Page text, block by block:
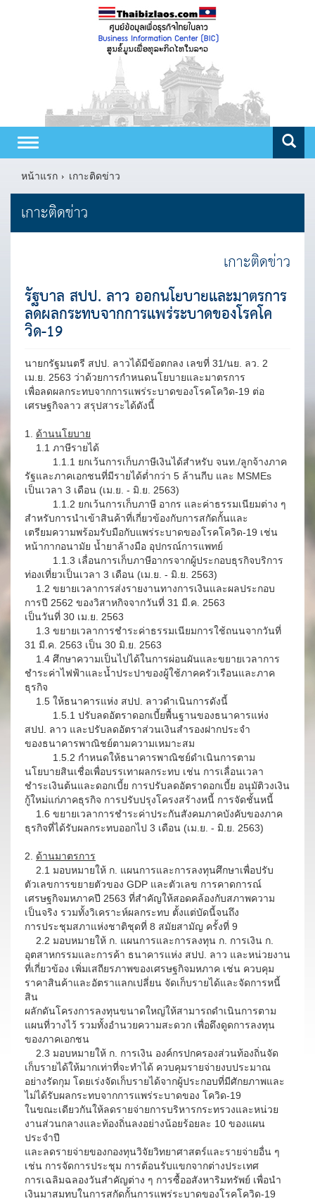
Toggle
navigation
หน้าแรก
เกาะติดข่าว
เกาะติดข่าว
เกาะติดข่าว
รัฐบาล สปป. ลาว ออกนโยบายและมาตรการ
ลดผลกระทบจากการแพร่ระบาดของโรคโค
วิด-19
นายกรัฐมนตรี สปป. ลาวได้มีข้อตกลง เลขที่ 31/นย. ลว. 2
เม.ย. 2563 ว่าด้วยการกำหนดนโยบายและมาตรการ
เพื่อลดผลกระทบจากการแพร่ระบาดของโรคโควิด-19 ต่อ
เศรษฐกิจลาว สรุปสาระได้ดังนี้
1. ด้านนโยบาย
1.1 ภาษีรายได้
1.1.1 ยกเว้นการเก็บภาษีเงินได้สำหรับ จนท./ลูกจ้างภาค
รัฐและภาคเอกชนที่มีรายได้ต่ำกว่า 5 ล้านกีบ และ MSMEs
เป็นเวลา 3 เดือน (เม.ย. - มิ.ย. 2563)
1.1.2 ยกเว้นการเก็บภาษี อากร และค่าธรรมเนียมต่าง ๆ
สำหรับการนำเข้าสินค้าที่เกี่ยวข้องกับการสกัดกั้นและ
เตรียมความพร้อมรับมือกับแพร่ระบาดของโรคโควิด-19 เช่น
หน้ากากอนามัย น้ำยาล้างมือ อุปกรณ์การแพทย์
1.1.3 เลื่อนการเก็บภาษีอากรจากผู้ประกอบธุรกิจบริการ
ท่องเที่ยวเป็นเวลา 3 เดือน (เม.ย. - มิ.ย. 2563)
1.2 ขยายเวลาการส่งรายงานทางการเงินและผลประกอบ
การปี 2562 ของวิสาหกิจจากวันที่ 31 มี.ค. 2563
เป็นวันที่ 30 เม.ย. 2563
1.3 ขยายเวลาการชำระค่าธรรมเนียมการใช้ถนนจากวันที่
31 มี.ค. 2563 เป็น 30 มิ.ย. 2563
1.4 ศึกษาความเป็นไปได้ในการผ่อนผันและขยายเวลาการ
ชำระค่าไฟฟ้าและน้ำประปาของผู้ใช้ภาคครัวเรือนและภาค
ธุรกิจ
1.5 ให้ธนาคารแห่ง สปป. ลาวดำเนินการดังนี้
1.5.1 ปรับลดอัตราดอกเบี้ยพื้นฐานของธนาคารแห่ง
สปป. ลาว และปรับลดอัตราส่วนเงินสำรองฝากประจำ
ของธนาคารพาณิชย์ตามความเหมาะสม
1.5.2 กำหนดให้ธนาคารพาณิชย์ดำเนินการตาม
นโยบายสินเชื่อเพื่อบรรเทาผลกระทบ เช่น การเลื่อนเวลา
ชำระเงินต้นและดอกเบี้ย การปรับลดอัตราดอกเบี้ย อนุมัติวงเงิน
กู้ใหม่แก่ภาคธุรกิจ การปรับปรุงโครงสร้างหนี้ การจัดชั้นหนี้
1.6 ขยายเวลาการชำระค่าประกันสังคมภาคบังคับของภาค
ธุรกิจที่ได้รับผลกระทบออกไป 3 เดือน (เม.ย. - มิ.ย. 2563)
2. ด้านมาตรการ
2.1 มอบหมายให้ ก. แผนการและการลงทุนศึกษาเพื่อปรับ
ตัวเลขการขยายตัวของ GDP และตัวเลข การคาดการณ์
เศรษฐกิจมหภาคปี 2563 ที่สำคัญให้สอดคล้องกับสภาพความ
เป็นจริง รวมทั้งวิเคราะห์ผลกระทบ ตั้งแต่บัดนี้จนถึง
การประชุมสภาแห่งชาติชุดที่ 8 สมัยสามัญ ครั้งที่ 9
2.2 มอบหมายให้ ก. แผนการและการลงทุน ก. การเงิน ก.
อุตสาหกรรมและการค้า ธนาคารแห่ง สปป. ลาว และหน่วยงาน
ที่เกี่ยวข้อง เพิ่มเสถียรภาพของเศรษฐกิจมหภาค เช่น ควบคุม
ราคาสินค้าและอัตราแลกเปลี่ยน จัดเก็บรายได้และจัดการหนี้
สิน
ผลักดันโครงการลงทุนขนาดใหญ่ให้สามารถดำเนินการตาม
แผนที่วางไว้ รวมทั้งอำนวยความสะดวก เพื่อดึงดูดการลงทุน
ของภาคเอกชน
2.3 มอบหมายให้ ก. การเงิน องค์กรปกครองส่วนท้องถิ่นจัด
เก็บรายได้ให้มากเท่าที่จะทำได้ ควบคุมรายจ่ายงบประมาณ
อย่างรัดกุม โดยเร่งจัดเก็บรายได้จากผู้ประกอบที่มีศักยภาพและ
ไม่ได้รับผลกระทบจากการแพร่ระบาดของ โควิด-19
ในขณะเดียวกันให้ลดรายจ่ายการบริหารกระทรวงและหน่วย
งานส่วนกลางและท้องถิ่นลงอย่างน้อยร้อยละ 10 ของแผน
ประจำปี
และลดรายจ่ายของกองทุนวิจัยวิทยาศาสตร์และรายจ่ายอื่น ๆ
เช่น การจัดการประชุม การต้อนรับแขกจากต่างประเทศ
การเฉลิมฉลองวันสำคัญต่าง ๆ การซื้ออสังหาริมทรัพย์ เพื่อนำ
เงินมาสมทบในการสกัดกั้นการแพร่ระบาดของโรคโควิด-19